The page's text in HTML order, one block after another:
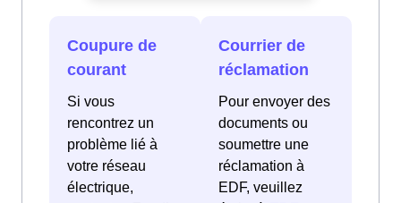
Coupure de
courant
Si vous
rencontrez un
problème lié à
votre réseau
électrique,
Courrier de
réclamation
Pour envoyer des
documents ou
soumettre une
réclamation à
EDF, veuillez